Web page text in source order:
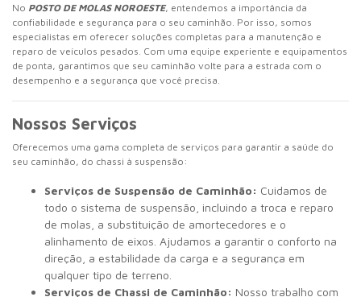
No POSTO DE MOLAS NOROESTE, entendemos a importância da
confiabilidade e segurança para o seu caminhão. Por isso, somos
especialistas em oferecer soluções completas para a manutenção e
reparo de veículos pesados. Com uma equipe experiente e equipamentos
de ponta, garantimos que seu caminhão volte para a estrada com o
desempenho e a segurança que você precisa.
Nossos Serviços
Oferecemos uma gama completa de serviços para garantir a saúde do
seu caminhão, do chassi à suspensão:
Serviços de Suspensão de Caminhão: Cuidamos de
todo o sistema de suspensão, incluindo a troca e reparo
de molas, a substituição de amortecedores e o
alinhamento de eixos. Ajudamos a garantir o conforto na
direção, a estabilidade da carga e a segurança em
qualquer tipo de terreno.
Serviços de Chassi de Caminhão: Nosso trabalho com